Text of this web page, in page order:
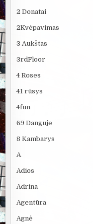
2 Donatai
2Kvėpavimas
3 Aukštas
3rdFloor
4 Roses
41 rūsys
4fun
69 Danguje
8 Kambarys
A
Adios
Adrina
Agentūra
Agnė